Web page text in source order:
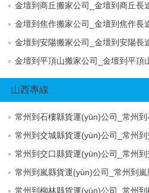
金壇到商丘搬家公司_金壇到商丘長
金壇到焦作搬家公司_金壇到焦作長
金壇到安陽搬家公司_金壇到安陽長
金壇到平頂山搬家公司_金壇到平頂
山西專線
常州到石樓縣貨運(yùn)公司_常州
常州到交城縣貨運(yùn)公司_常州
常州到交口縣貨運(yùn)公司_常州
常州到嵐縣貨運(yùn)公司_常州到
常州到柳林縣貨運(yùn)公司_常州